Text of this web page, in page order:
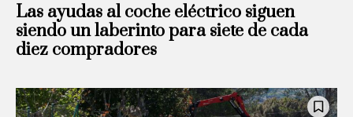
Las ayudas al coche eléctrico siguen
siendo un laberinto para siete de cada
diez compradores